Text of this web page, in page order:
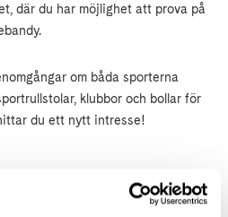
där du har möjlighet att prova på
om båda sporterna
klubbor och bollar för
du ett nytt intresse!